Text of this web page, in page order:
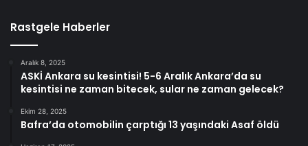
Rastgele Haberler
Aralık 8, 2025
ASKİ Ankara su kesintisi! 5-6 Aralık Ankara’da su
kesintisi ne zaman bitecek, sular ne zaman gelecek?
Ekim 28, 2025
Bafra’da otomobilin çarptığı 13 yaşındaki Asaf öldü